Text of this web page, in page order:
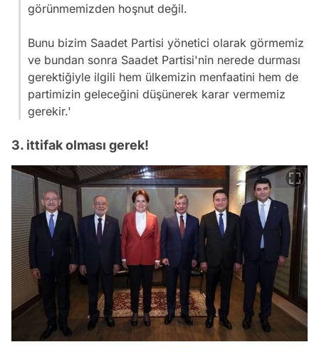
görünmemizden hoşnut değil.
Bunu bizim Saadet Partisi yönetici olarak görmemiz
ve bundan sonra Saadet Partisi'nin nerede durması
gerektiğiyle ilgili hem ülkemizin menfaatini hem de
partimizin geleceğini düşünerek karar vermemiz
gerekir.'
3. ittifak olması gerek!